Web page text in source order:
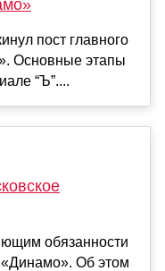
пост главного
Основные этапы
“Ъ”....
обязанности
«Динамо». Об этом